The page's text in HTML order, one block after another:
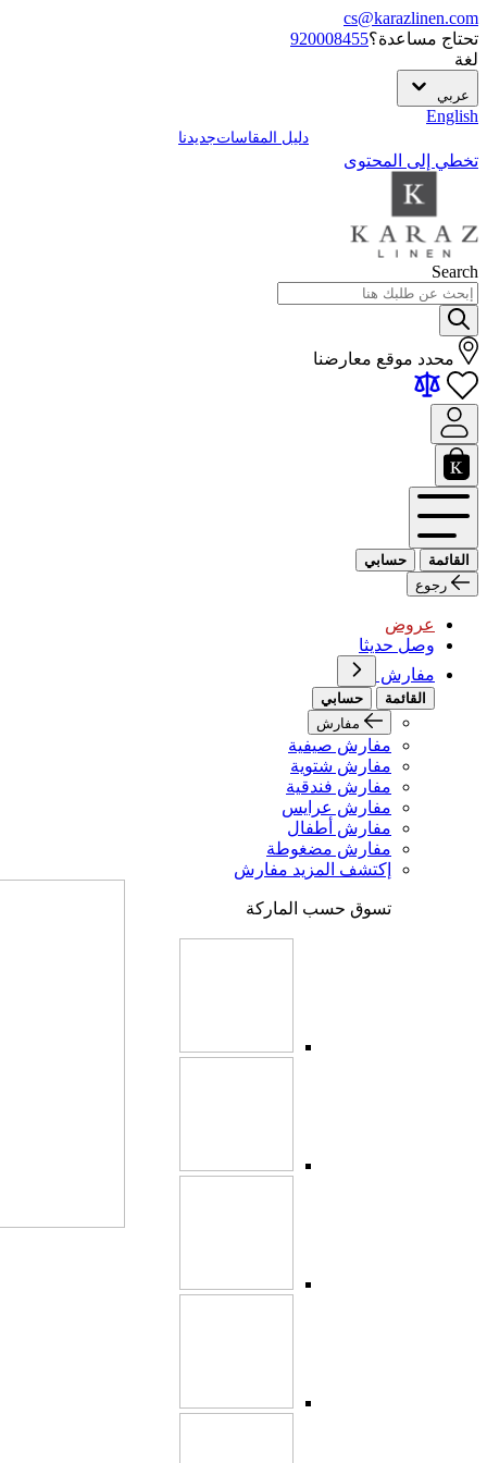
cs@karazlinen.com
تحتاج مساعدة؟920008455
لغة
عربي
English
دليل المقاساتجديدنا
تخطي إلى المحتوى
Search
محدد موقع معارضنا
القائمة
حسابي
رجوع
عروض
وصل حديثا
مفارش
القائمة
حسابي
مفارش
مفارش صيفية
مفارش شتوية
مفارش فندقية
مفارش عرايس
مفارش أطفال
مفارش مضغوطة
إكتشف المزيد مفارش
تسوق حسب الماركة